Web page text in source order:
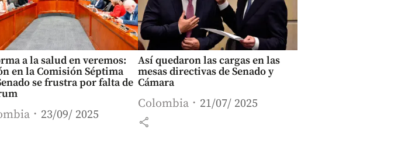
a la salud en veremos:
en la Comisión Séptima
se frustra por falta de
23/09/ 2025
Así quedaron las cargas en las
mesas directivas de Senado y
Cámara
Colombia 21/07/ 2025
share